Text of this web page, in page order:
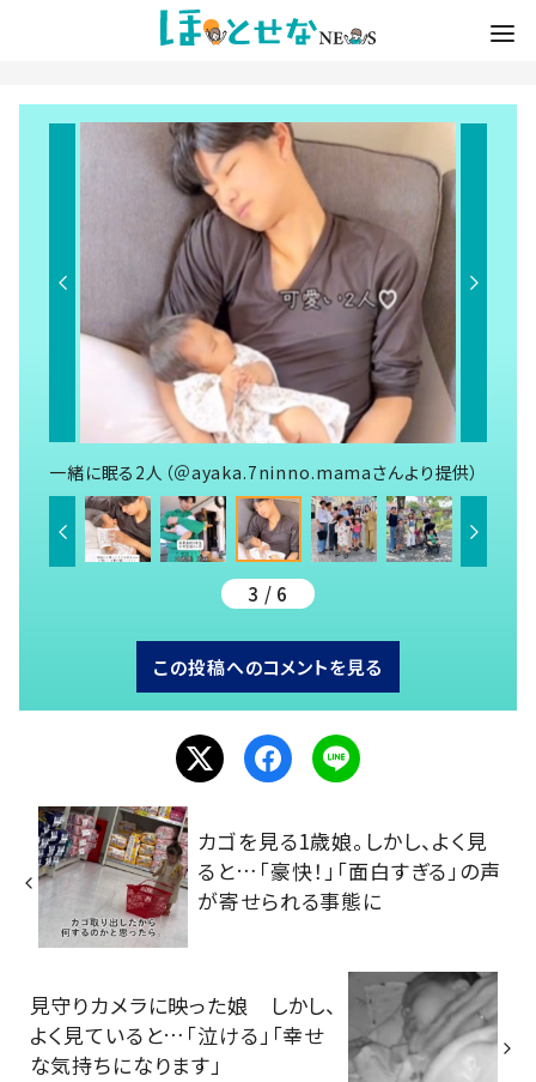
一緒に眠る2人（＠ayaka.7ninno.mamaさんより提供）
3 / 6
この投稿へのコメントを見る
カゴを見る1歳娘。しかし、よく見
ると…「豪快！」「面白すぎる」の声
が寄せられる事態に
見守りカメラに映った娘 しかし、
よく見ていると…「泣ける」「幸せ
な気持ちになります」